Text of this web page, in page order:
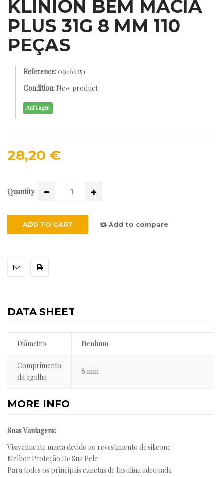
KLINION BEM MACIA
PLUS 31G 8 MM 110
PEÇAS
Reference:09166251
Condition: New product
Auf Lager
28,20 €
Quantity
ADD TO CART Add to compare
DATA SHEET
Diâmetro Nenhum
Comprimento
da agulha
8 mm
MORE INFO
Suas Vantagens:
Visivelmente macia devido ao revestimento de silicone
Melhor Proteção De Sua Pele
Para todos os principais canetas de Insulina adequada